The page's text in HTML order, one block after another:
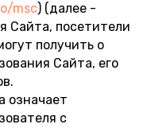
msc) (далее -
Сайта, посетители
получить о
Сайта, его
означает
с